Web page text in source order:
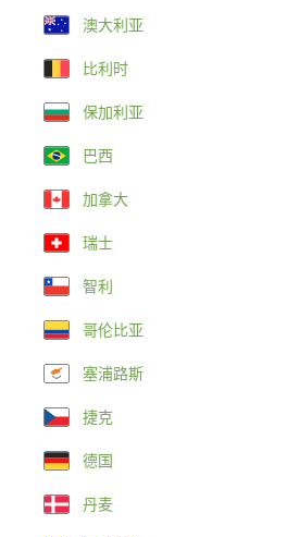
澳大利亚
比利时
保加利亚
巴西
加拿大
瑞士
智利
哥伦比亚
塞浦路斯
捷克
德国
丹麦